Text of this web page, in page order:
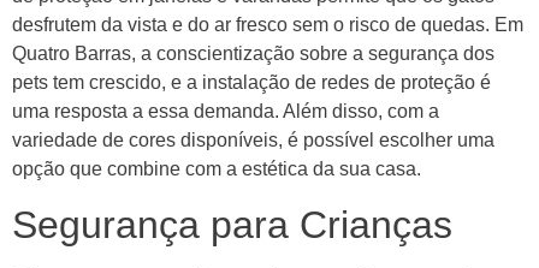
desfrutem da vista e do ar fresco sem o risco de quedas. Em
Quatro Barras, a conscientização sobre a segurança dos
pets tem crescido, e a instalação de redes de proteção é
uma resposta a essa demanda. Além disso, com a
variedade de cores disponíveis, é possível escolher uma
opção que combine com a estética da sua casa.
Segurança para Crianças